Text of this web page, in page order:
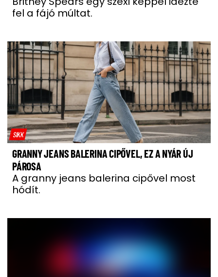
fel a fájó múltat.
SIKK
GRANNY JEANS BALERINA CIPŐVEL, EZ A NYÁR ÚJ
PÁROSA
A granny jeans balerina cipővel most
hódít.